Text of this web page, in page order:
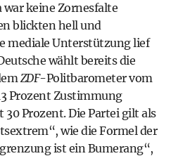
keine Zornesfalte
blickten hell und
mediale Unterstützung lief
wählt bereits die
ZDF-Politbarometer vom
Prozent Zustimmung
Prozent. Die Partei gilt als
wie die Formel der
ist ein Bumerang“,